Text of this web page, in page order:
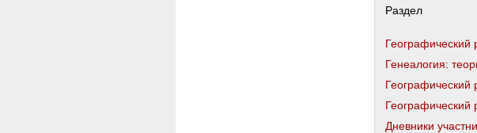
Раздел
Географический
Генеалогия:
Географический
Географический
Дневники